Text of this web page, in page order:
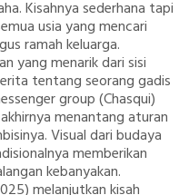
Kisahnya sederhana tapi
usia yang mencari
ramah keluarga.
yang menarik dari sisi
tentang seorang gadis
group (Chasqui)
menantang aturan
Visual dari budaya
memberikan
kebanyakan.
melanjutkan kisah